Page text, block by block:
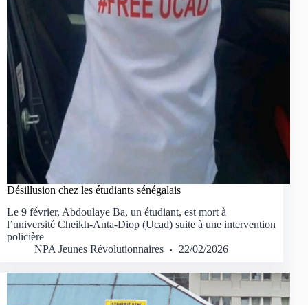
Désillusion chez les étudiants sénégalais
Le 9 février, Abdoulaye Ba, un étudiant, est mort à
l’université Cheikh-Anta-Diop (Ucad) suite à une intervention
policière
NPA Jeunes Révolutionnaires
22/02/2026